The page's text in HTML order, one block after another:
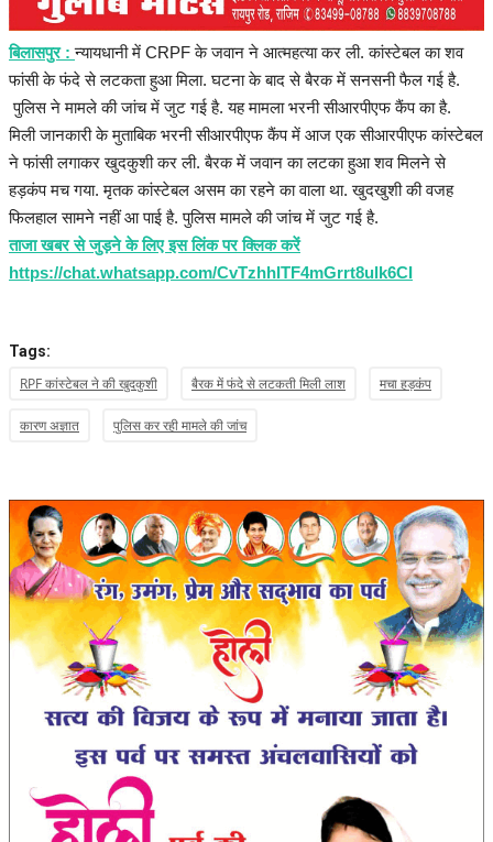
बिलासपुर : न्यायधानी में CRPF के जवान ने आत्महत्या कर ली. कांस्टेबल का शव
फांसी के फंदे से लटकता हुआ मिला. घटना के बाद से बैरक में सनसनी फैल गई है.
पुलिस ने मामले की जांच में जुट गई है. यह मामला भरनी सीआरपीएफ कैंप का है.
मिली जानकारी के मुताबिक भरनी सीआरपीएफ कैंप में आज एक सीआरपीएफ कांस्टेबल
ने फांसी लगाकर खुदकुशी कर ली. बैरक में जवान का लटका हुआ शव मिलने से
हड़कंप मच गया. मृतक कांस्टेबल असम का रहने का वाला था. खुदखुशी की वजह
फिलहाल सामने नहीं आ पाई है. पुलिस मामले की जांच में जुट गई है.
ताजा खबर से जुड़ने के लिए इस लिंक पर क्लिक करें
https://chat.whatsapp.com/CvTzhhITF4mGrrt8ulk6CI
Tags:
RPF कांस्टेबल ने की खुदकुशी बैरक में फंदे से लटकती मिली लाश मचा हड़कंप
कारण अज्ञात पुलिस कर रही मामले की जांच